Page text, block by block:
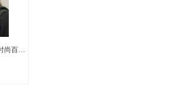
保暖围脖 冬季女士春秋脖套 时尚百变头巾